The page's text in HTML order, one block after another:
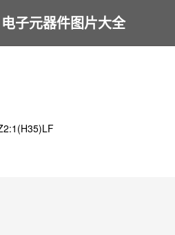
子元器件图片大全